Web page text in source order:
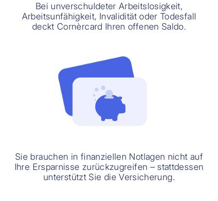
Bei unverschuldeter Arbeitslosigkeit,
Arbeitsunfähigkeit, Invalidität oder Todesfall
deckt Cornèrcard Ihren offenen Saldo.
Sie brauchen in finanziellen Notlagen nicht auf
Ihre Ersparnisse zurückzugreifen – stattdessen
unterstützt Sie die Versicherung.